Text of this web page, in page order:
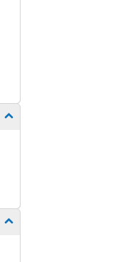
Erakutsi/izkutatu azpiorriak
Erakutsi/izkutatu azpiorriak